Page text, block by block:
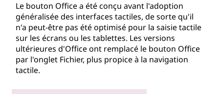
Le bouton Office a été conçu avant l'adoption
généralisée des interfaces tactiles, de sorte qu'il
n'a peut-être pas été optimisé pour la saisie tactile
sur les écrans ou les tablettes. Les versions
ultérieures d'Office ont remplacé le bouton Office
par l'onglet Fichier, plus propice à la navigation
tactile.